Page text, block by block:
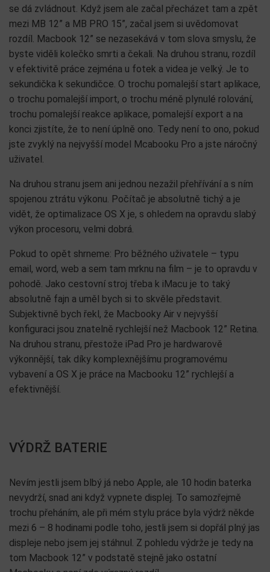
se dá zvládnout. Když jsem ale začal přecházet tam a zpět
mezi MB 12” a MB PRO 15”, začal jsem si uvědomovat
rozdíl. Macbook 12” se nezasekává v tom slova smyslu, že
byste viděli kolečko smrti a čekali. Na druhou stranu, rozdíl
v efektivitě práce zejména u fotek a videa je velký. Je to
sekundička k sekundičce. O trochu pomalejší start aplikace,
o trochu pomalejší import, o trochu méně plynulé rolování,
trochu pomalejší reakce aplikace, pomalejší export a na
konci zjistíte, že to není úplně ono. Tedy není to ono, pokud
jste zvyklý na nejvyšší model Mcabooku Pro a jste náročný
uživatel.
Na druhou stranu jsem ani jednou nezažil přehřívání a s ním
spojenou ztrátu výkonu. Počítač je absolutně tichý a je
vidět, že optimalizace OS X je, s ohledem na opravdu slabý
výkon procesoru, velmi dobrá.
Pokud to opět shrneme: Pro běžného uživatele – typu
email, word, web a sem tam mrknu na film – je to opravdu v
pohodě. Jako cestovní stroj třeba k iMacu je to taký
absolutně fajn a uměl bych si to skvěle představit.
Subjektivně bych řekl, že Macbooky Air v nejvyšší
konfiguraci jsou znatelně rychlejší než Macbook 12” Retina.
Na druhou stranu, přestože iPad Pro je hardwarově
výkonnější, tak díky komplexnějšímu programovému
vybavení a OS X je práce na Macbooku 12” rychlejší a
efektivnější.
VÝDRŽ BATERIE
Nevím jestli jsem blbý já nebo Apple, ale 10 hodin baterka
nevydrží, snad ani když vypnete displej. To samozřejmě
trochu přeháním, ale při mém stylu práce byla výdrž někde
mezi 6 – 8 hodinami podle toho, jestli jsem si dopřál plný jas
displeje nebo jsem jej stáhnul. Z pohledu výdrže je tedy na
tom Macbook 12” v podstatě stejně jako ostatní